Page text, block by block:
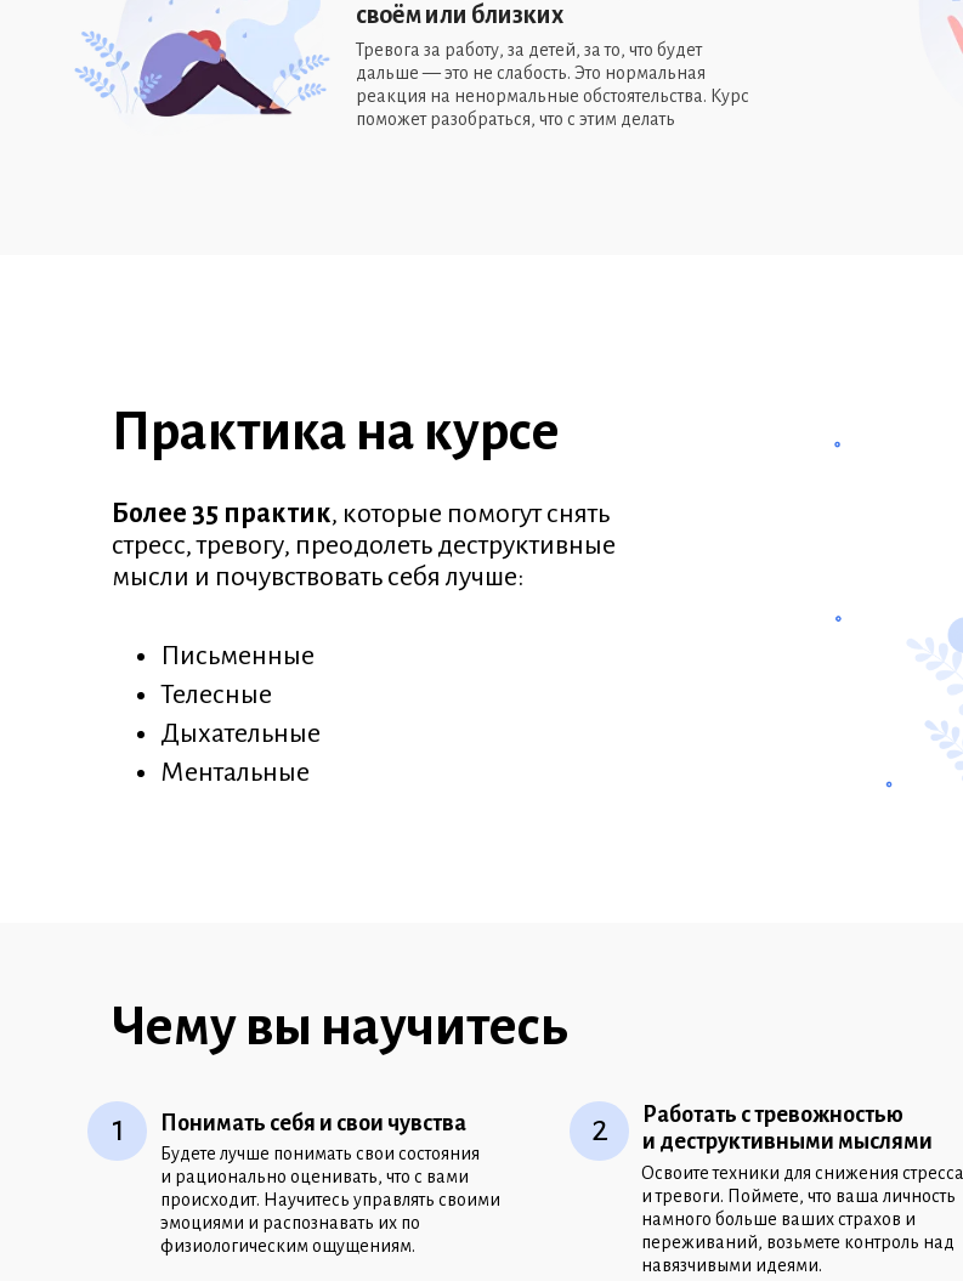
своём или близких
Тревога за работу, за детей, за то, что будет
дальше — это не слабость. Это нормальная
реакция на ненормальные обстоятельства. Курс
поможет разобраться, что с этим делать
Более 35 практик, которые помогут снять
стресс, тревогу, преодолеть деструктивные
мысли и почувствовать себя лучше:
Практика на курсе
Письменные
Телесные
Дыхательные
Ментальные
Чему вы научитесь
Понимать себя и свои чувства
Будете лучше понимать свои состояния
и рационально оценивать, что с вами
происходит. Научитесь управлять своими
эмоциями и распознавать их по
физиологическим ощущениям.
1
Работать с тревожностью
и деструктивными мыслями
Освоите техники для снижения стресса
и тревоги. Поймете, что ваша личность
намного больше ваших страхов и
переживаний, возьмете контроль над
навязчивыми идеями.
2